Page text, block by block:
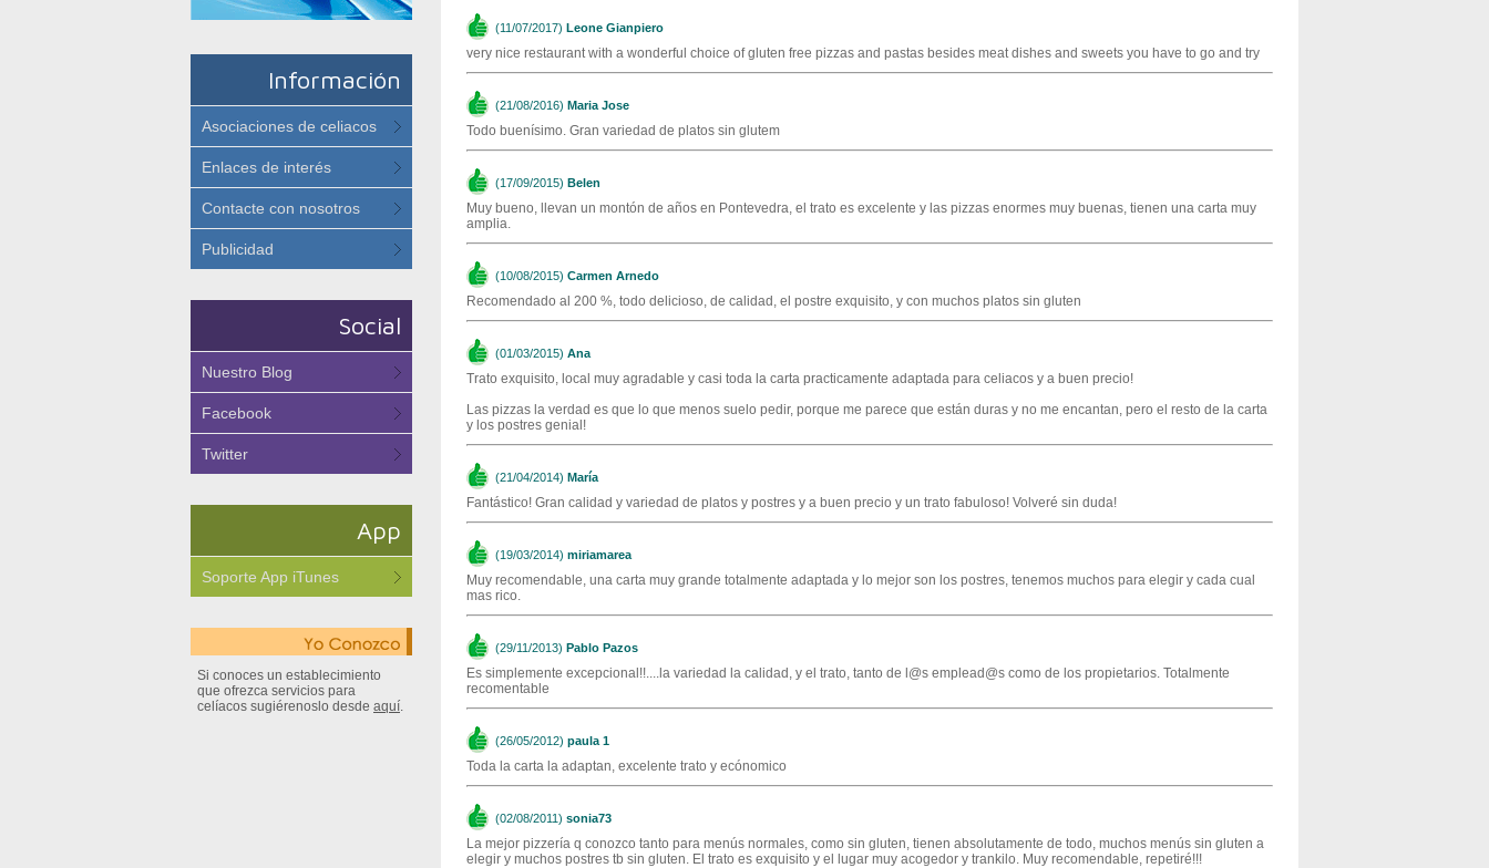
Información
Asociaciones de celiacos
Enlaces de interés
Contacte con nosotros
Publicidad
Social
Nuestro Blog
Facebook
Twitter
App
Soporte App iTunes
Si conoces un establecimiento
que ofrezca servicios para
celíacos sugiérenoslo desde aquí.
(11/07/2017) Leone Gianpiero
very nice restaurant with a wonderful choice of gluten free pizzas and pastas besides meat dishes and sweets you have to go and try
(21/08/2016) Maria Jose
Todo buenísimo. Gran variedad de platos sin glutem
(17/09/2015) Belen
Muy bueno, llevan un montón de años en Pontevedra, el trato es excelente y las pizzas enormes muy buenas, tienen una carta muy
amplia.
(10/08/2015) Carmen Arnedo
Recomendado al 200 %, todo delicioso, de calidad, el postre exquisito, y con muchos platos sin gluten
(01/03/2015) Ana
Trato exquisito, local muy agradable y casi toda la carta practicamente adaptada para celiacos y a buen precio!
Las pizzas la verdad es que lo que menos suelo pedir, porque me parece que están duras y no me encantan, pero el resto de la carta
y los postres genial!
(21/04/2014) María
Fantástico! Gran calidad y variedad de platos y postres y a buen precio y un trato fabuloso! Volveré sin duda!
(19/03/2014) miriamarea
Muy recomendable, una carta muy grande totalmente adaptada y lo mejor son los postres, tenemos muchos para elegir y cada cual
mas rico.
(29/11/2013) Pablo Pazos
Es simplemente excepcional!!....la variedad la calidad, y el trato, tanto de l@s emplead@s como de los propietarios. Totalmente
recomentable
(26/05/2012) paula 1
Toda la carta la adaptan, excelente trato y ecónomico
(02/08/2011) sonia73
La mejor pizzería q conozco tanto para menús normales, como sin gluten, tienen absolutamente de todo, muchos menús sin gluten a
elegir y muchos postres tb sin gluten. El trato es exquisito y el lugar muy acogedor y trankilo. Muy recomendable, repetiré!!!